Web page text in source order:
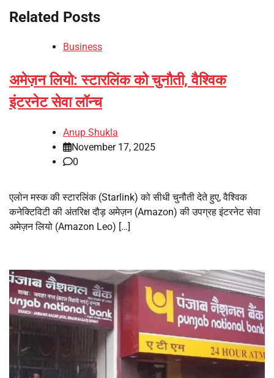
Related Posts
Business
अमेज़न लियो: स्टारलिंक को चुनौती, वैश्विक
इंटरनेट सेवा लॉन्च
Anup Shukla
November 17, 2025
0
एलोन मस्क की स्टारलिंक (Starlink) को सीधी चुनौती देते हुए, वैश्विक
कनेक्टिविटी की अंतरिक्ष दौड़ अमेज़न (Amazon) की उपग्रह इंटरनेट सेवा
अमेज़न लियो (Amazon Leo) […]